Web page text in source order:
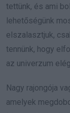
tettünk, és ami
lehetőségünk
elszalasztjuk,
tennünk, hogy
az univerzum
Nagy rajongója
amelyek